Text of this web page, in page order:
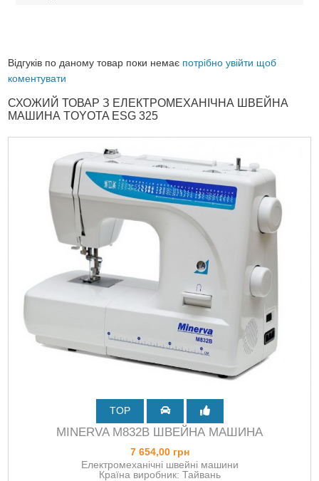
Відгуків по даному товар поки немає потрібно увійти щоб
коментувати
СХОЖИЙ ТОВАР З ЕЛЕКТРОМЕХАНІЧНА ШВЕЙНА
МАШИНА TOYOTA ESG 325
TOP
MINERVA M832B ШВЕЙНА МАШИНА
7 654,00 грн
Електромеханічні швейні машини
Країна виробник: Тайвань